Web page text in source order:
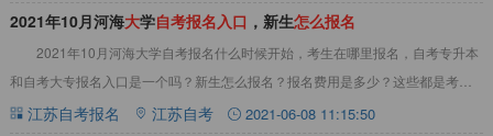
2021年10月河海大学自考报名入口 ，新生怎么报名
2021年10月河海大学自考报名什么时候开始，考生在哪里报名，自考专升本
和自考大专报名入口是一个吗？新生怎么报名？报名费用是多少？这些都是考生
的问题，本文为考生详细解答。2021年
江苏自考报名 江苏自考 2021-06-08 11:15:50